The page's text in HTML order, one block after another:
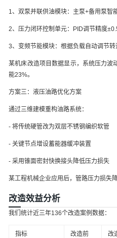
1、双泵并联供油模块：主泵+备用泵智
2、压力闭环控制单元：PID调节精度
3、变频节能模块：根据负载自动调节转
某机床改造项目数据显示，系统压力波
能23%。
方案三：液压油路优化方案
通过三维建模重构油路系统：
- 将传统硬管改为双层不锈钢编织软管
- 关键节点增设蓄能器缓冲装置
- 采用锥面密封快换接头降低压力损失
某工程机械企业应用后，管路压力损失
改造效益分析
我们统计近三年136个改造案例数据：
指标 改造前 改